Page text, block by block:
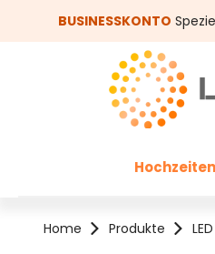
Hauptinhalt springen
Zur Suche springen
BUSINESSKONTO
Hochzeiten
Home Produkte